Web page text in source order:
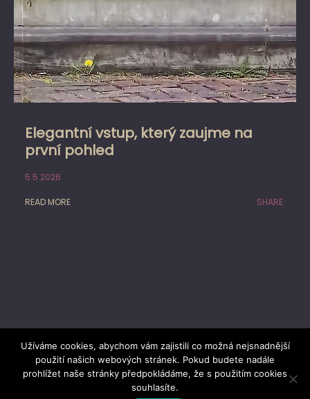
Elegantní vstup, který zaujme na
první pohled
5.5.2026
READ MORE SHARE:
Proudly powered byWordPress|Theme: Dusky
Užíváme cookies, abychom vám zajistili co možná nejsnadnější
použití našich webových stránek. Pokud budete nadále
prohlížet naše stránky předpokládáme, že s použitím cookies
souhlasíte.